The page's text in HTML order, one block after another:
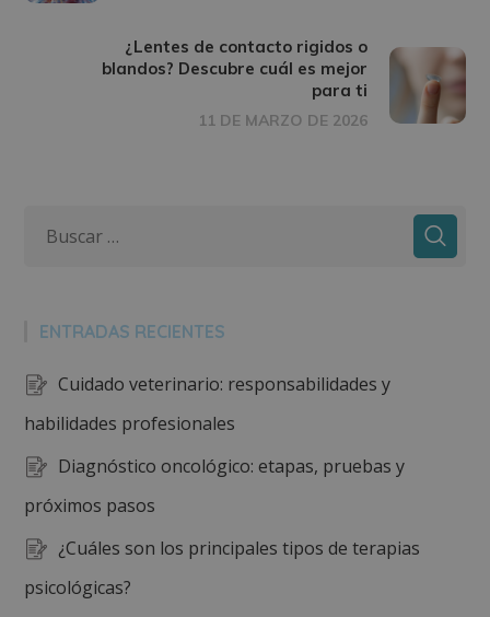
¿Lentes de contacto rigidos o
blandos? Descubre cuál es mejor
para ti
11 DE MARZO DE 2026
ENTRADAS RECIENTES
Cuidado veterinario: responsabilidades y
habilidades profesionales
Diagnóstico oncológico: etapas, pruebas y
próximos pasos
¿Cuáles son los principales tipos de terapias
psicológicas?